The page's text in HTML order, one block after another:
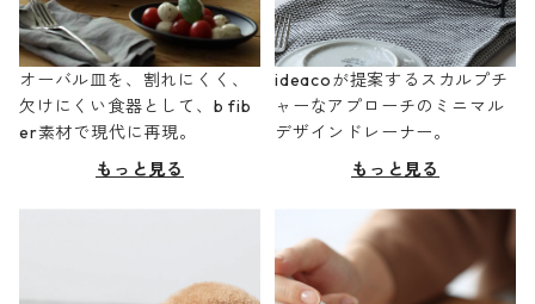
オーバル皿を、割れにくく、
欠けにくい食器として、b fib
er素材で現代に再現。
もっと見る
ideacoが提案するスカルプチ
ャーなアプローチのミニマル
デザインドレーナー。
もっと見る